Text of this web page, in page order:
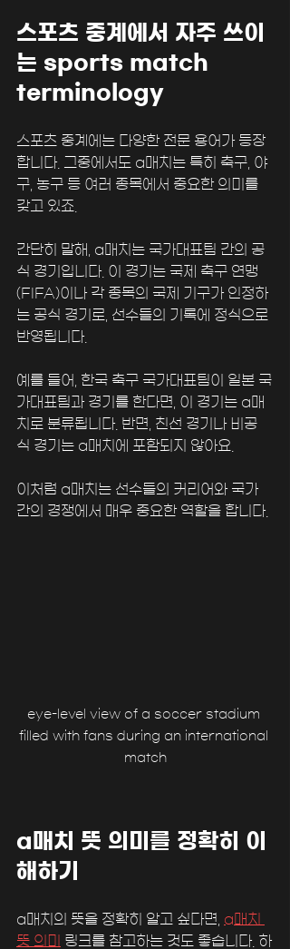
스포츠 중계에서 자주 쓰이
는 sports match
terminology
스포츠 중계에는 다양한 전문 용어가 등장
합니다. 그중에서도 a매치는 특히 축구, 야
구, 농구 등 여러 종목에서 중요한 의미를
갖고 있죠.
간단히 말해, a매치는 국가대표팀 간의 공
식 경기입니다. 이 경기는 국제 축구 연맹
(FIFA)이나 각 종목의 국제 기구가 인정하
는 공식 경기로, 선수들의 기록에 정식으로
반영됩니다.
예를 들어, 한국 축구 국가대표팀이 일본 국
가대표팀과 경기를 한다면, 이 경기는 a매
치로 분류됩니다. 반면, 친선 경기나 비공
식 경기는 a매치에 포함되지 않아요.
이처럼 a매치는 선수들의 커리어와 국가
간의 경쟁에서 매우 중요한 역할을 합니다.
eye-level view of a soccer stadium
filled with fans during an international
match
a매치 뜻 의미를 정확히 이
해하기
a매치의 뜻을 정확히 알고 싶다면, a매치
뜻 의미
링크를 참고하는 것도 좋습니다. 하